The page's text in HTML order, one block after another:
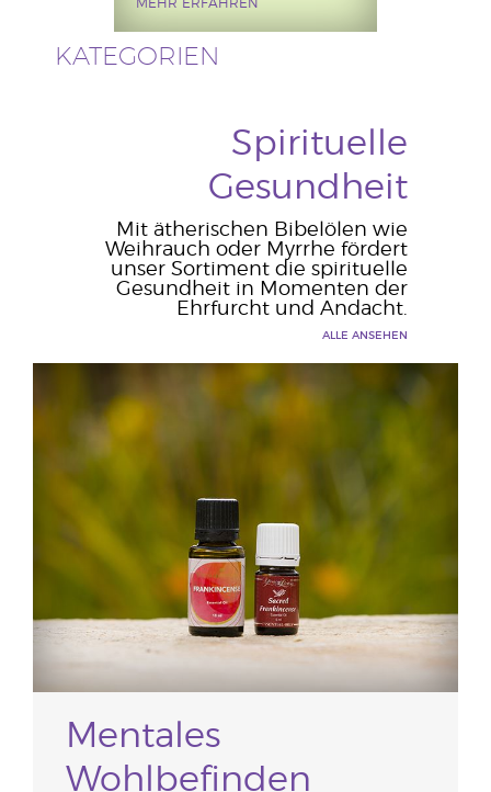
MEHR ERFAHREN
KATEGORIEN
Spirituelle
Gesundheit
Mit ätherischen Bibelölen wie
Weihrauch oder Myrrhe fördert
unser Sortiment die spirituelle
Gesundheit in Momenten der
Ehrfurcht und Andacht.
ALLE ANSEHEN
Mentales
Wohlbefinden